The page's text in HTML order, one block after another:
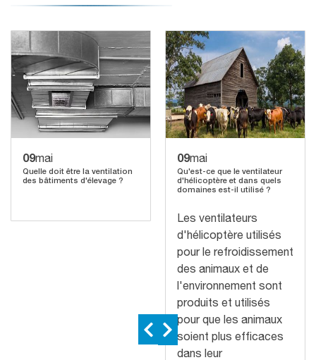
09mai
Quelle doit être la ventilation
des bâtiments d'élevage ?
09mai
Qu'est-ce que le ventilateur
d'hélicoptère et dans quels
domaines est-il utilisé ?
Les ventilateurs
d'hélicoptère utilisés
pour le refroidissement
des animaux et de
l'environnement sont
produits et utilisés
pour que les animaux
soient plus efficaces
dans leur